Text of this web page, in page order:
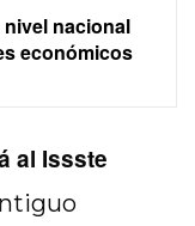
nivel nacional
económicos
al Issste